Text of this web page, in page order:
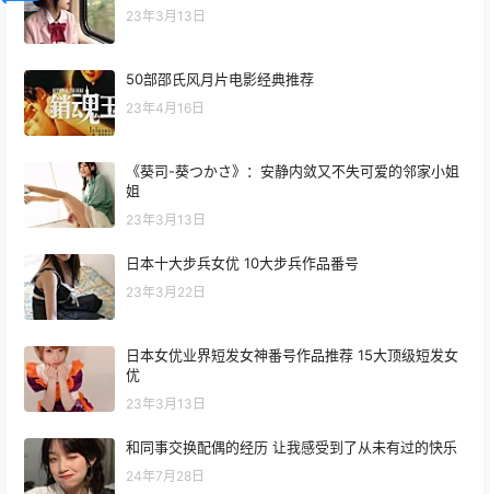
23年3月13日
50部邵氏风月片电影经典推荐
23年4月16日
《葵司-葵つかさ》：安静内敛又不失可爱的邻家小姐
姐
23年3月13日
日本十大步兵女优 10大步兵作品番号
23年3月22日
日本女优业界短发女神番号作品推荐 15大顶级短发女
优
23年3月13日
和同事交换配偶的经历 让我感受到了从未有过的快乐
24年7月28日